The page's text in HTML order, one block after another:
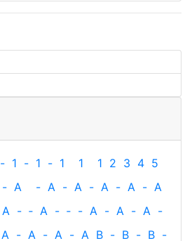
- 1 - 1 - 1 1 1 2 3 4 5
- A - A - A - A - A - A
A - ‐ A - ‐ - A - A - A -
A - A - A - A B - B - B -